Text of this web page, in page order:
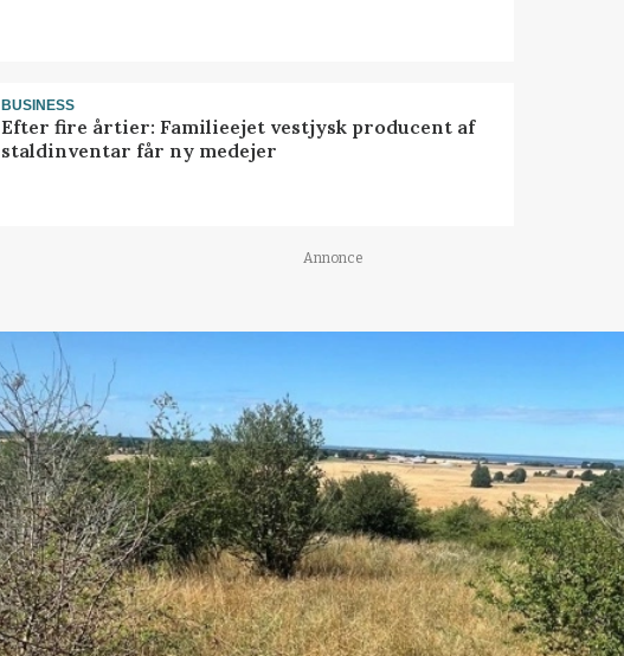
BUSINESS
Efter fire årtier: Familieejet vestjysk producent af
staldinventar får ny medejer
Annonce